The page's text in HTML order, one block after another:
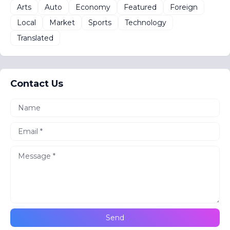
Arts Auto Economy Featured
Foreign
Local
Market Sports
Technology
Translated
Contact Us